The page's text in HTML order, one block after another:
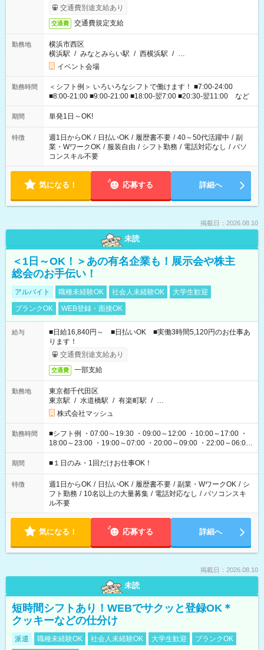
交通費別途支給あり
交通費 交通費規定支給
勤務地
横浜市西区
横浜駅 / みなとみらい駅 / 西横浜駅 / …
イベント会場
勤務時間
＜シフト例＞ いろいろなシフトで働けます！ ■7:00-24:00
■8:00-21:00 ■9:00-21:00 ■18:00-翌7:00 ■20:30-翌11:00 など
期間 単発1日～OK!
特徴 週1日からOK / 日払いOK / 履歴書不要 / 40～50代活躍中 / 副
業・WワークOK / 服装自由 / シフト勤務 / 電話対応なし / パソ
コンスキル不要
気になる！ 応募する 詳細へ
掲載日：2026.08.10
未読
＜1日～OK！＞あの有名企業も！展示会や株主
総会のお手伝い！
アルバイト 職種未経験OK 社会人未経験OK
大学生歓迎
ブランクOK
WEB登録・面接OK
給与
■日給16,840円～ ■日払いOK ■実働3時間5,120円のお仕事あ
ります！
交通費別途支給あり
交通費 一部支給
勤務地
東京都千代田区
東京駅 / 水道橋駅 / 有楽町駅 / …
株式会社マッシュ
勤務時間
■シフト例 ・07:00～19:30 ・09:00～12:00 ・10:00～17:00 ・
18:00～23:00 ・19:00～07:00 ・20:00～09:00 ・22:00～06:00
etc ★最短で3時間で5,120円のお仕事から 15時間で2万円近く稼
げるお仕事も！ ご希望のお時間に合わせてご紹介！ ※シフトは
ください！
期間 ■１日のみ・1回だけお仕事OK！
特徴 週1日からOK / 日払いOK / 履歴書不要 / 副業・WワークOK / シ
フト勤務 / 10名以上の大量募集 / 電話対応なし / パソコンスキ
ル不要
気になる！ 応募する 詳細へ
掲載日：2026.08.10
未読
短時間シフトあり！WEBでサクッと登録OK＊
クッキーなどの仕分け
派遣 職種未経験OK 社会人未経験OK 大学生歓迎 ブランクOK